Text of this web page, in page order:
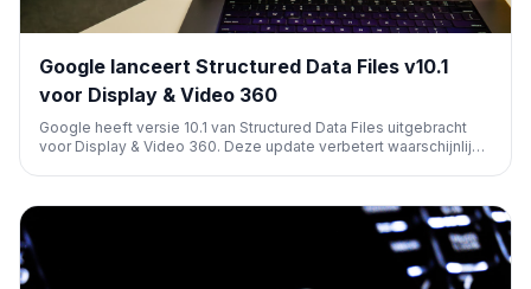
Google lanceert Structured Data Files v10.1
voor Display & Video 360
Google heeft versie 10.1 van Structured Data Files uitgebracht
voor Display & Video 360. Deze update verbetert waarschijnlijk
adverteerders en marketeers.